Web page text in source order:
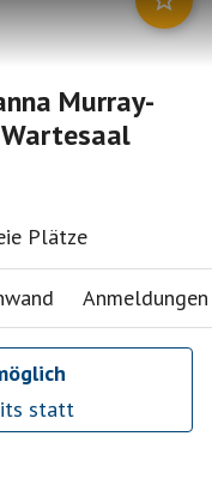
Murray-
Plätze
Anmeldungen
statt